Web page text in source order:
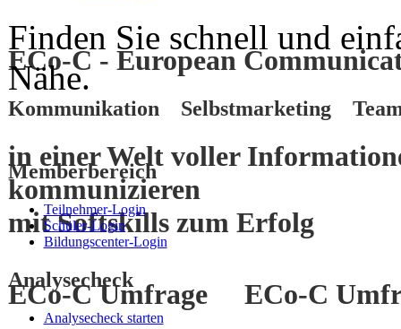
ECo-C - European
Kommunikation Selbstmarketing
in einer Welt voller
kommunizieren
mitSoftskillszum Erfolg
ECo-C Umfrage ECo-C
Finden Sie schnell und
Nähe.
Memberbereich
Teilnehmer-Login
Schüler-Login
Bildungscenter-Login
Analysecheck
Analysecheck starten